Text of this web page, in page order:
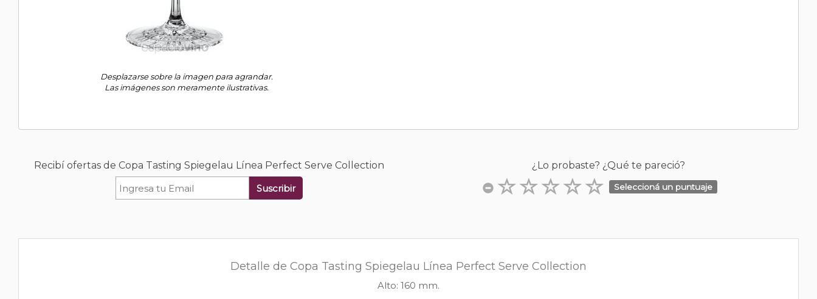
Desplazarse sobre la imagen para agrandar.
Las imágenes son meramente ilustrativas.
Recibí ofertas de Copa Tasting Spiegelau Línea Perfect Serve Collection
Suscribir
¿Lo probaste? ¿Qué te pareció?
Seleccioná un puntuaje
Detalle de Copa Tasting Spiegelau Línea Perfect Serve Collection
Alto: 160 mm.